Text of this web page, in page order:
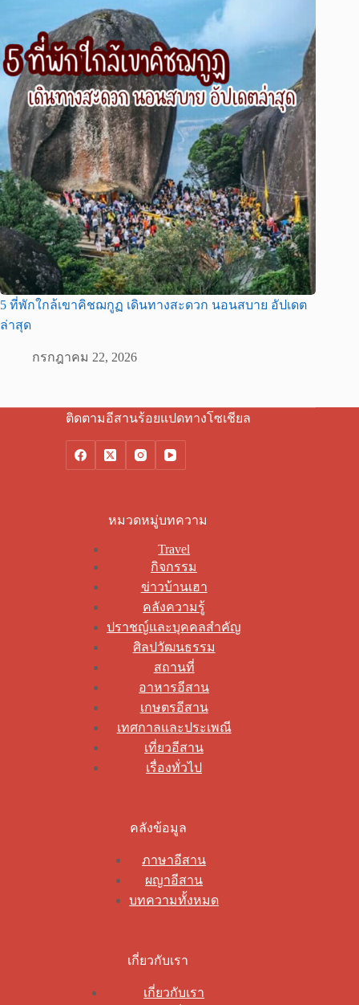
5 ที่พักใกล้เขาคิชฌกูฏ เดินทางสะดวก นอนสบาย อัปเดต
ล่าสุด
กรกฎาคม 22, 2026
ติดตามอีสานร้อยแปดทางโซเชียล
หมวดหมู่บทความ
Travel
กิจกรรม
ข่าวบ้านเฮา
คลังความรู้
ปราชญ์และบุคคลสำคัญ
ศิลปวัฒนธรรม
สถานที่
อาหารอีสาน
เกษตรอีสาน
เทศกาลและประเพณี
เที่ยวอีสาน
เรื่องทั่วไป
คลังข้อมูล
ภาษาอีสาน
ผญาอีสาน
บทความทั้งหมด
เกี่ยวกับเรา
เกี่ยวกับเรา